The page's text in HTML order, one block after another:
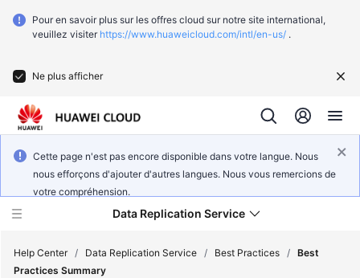
Pour en savoir plus sur les offres cloud sur notre site international,
veuillez visiter https://www.huaweicloud.com/intl/en-us/ .
Ne plus afficher
Cette page n'est pas encore disponible dans votre langue. Nous
nous efforçons d'ajouter d'autres langues. Nous vous remercions de
votre compréhension.
Data Replication Service
Help Center / Data Replication Service / Best Practices / Best
Practices Summary